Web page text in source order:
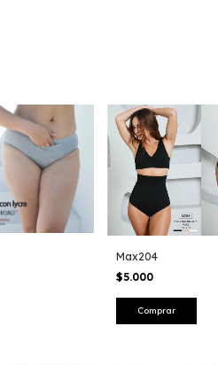
Max204
$5.000
Comprar